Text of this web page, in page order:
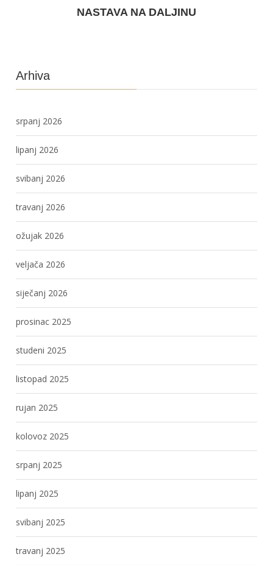
NASTAVA NA DALJINU
Arhiva
srpanj 2026
lipanj 2026
svibanj 2026
travanj 2026
ožujak 2026
veljača 2026
siječanj 2026
prosinac 2025
studeni 2025
listopad 2025
rujan 2025
kolovoz 2025
srpanj 2025
lipanj 2025
svibanj 2025
travanj 2025